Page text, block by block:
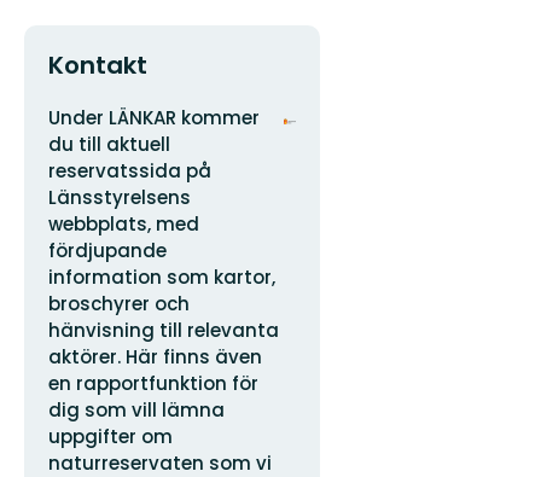
Kontakt
Adres
Under LÄNKAR kommer
du till aktuell
reservatssida på
Länsstyrelsens
webbplats, med
fördjupande
information som kartor,
broschyrer och
hänvisning till relevanta
aktörer. Här finns även
en rapportfunktion för
dig som vill lämna
uppgifter om
naturreservaten som vi
Logotyp